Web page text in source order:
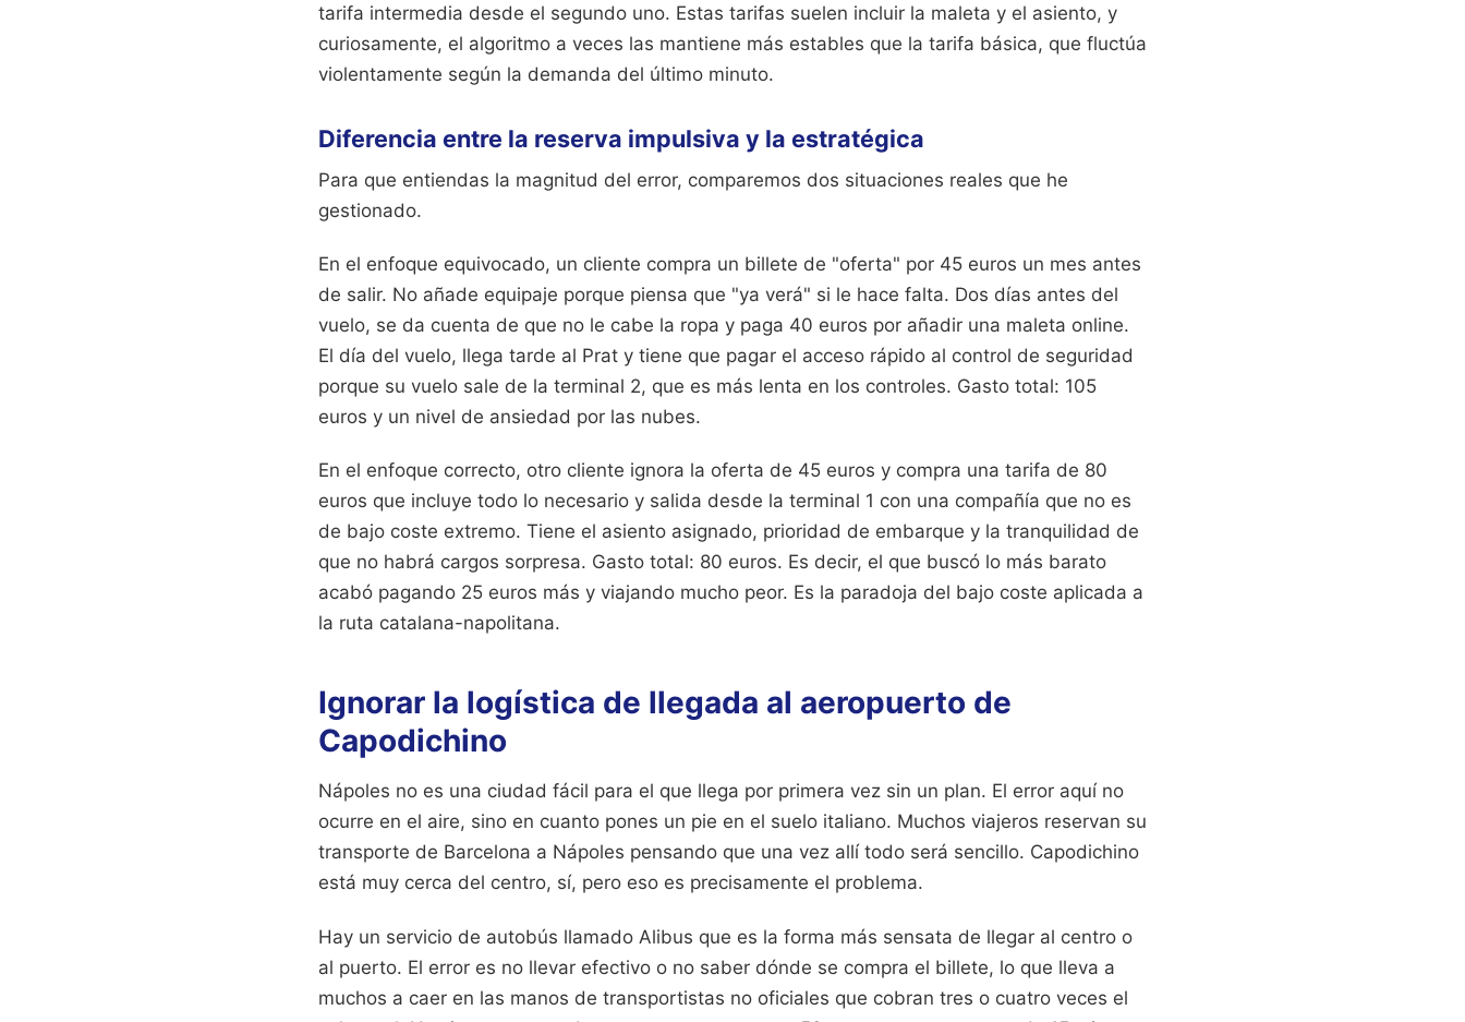
tarifa intermedia desde el segundo uno. Estas tarifas suelen incluir la maleta y el asiento, y
curiosamente, el algoritmo a veces las mantiene más estables que la tarifa básica, que fluctúa
violentamente según la demanda del último minuto.
Diferencia entre la reserva impulsiva y la estratégica
Para que entiendas la magnitud del error, comparemos dos situaciones reales que he
gestionado.
En el enfoque equivocado, un cliente compra un billete de "oferta" por 45 euros un mes antes
de salir. No añade equipaje porque piensa que "ya verá" si le hace falta. Dos días antes del
vuelo, se da cuenta de que no le cabe la ropa y paga 40 euros por añadir una maleta online.
El día del vuelo, llega tarde al Prat y tiene que pagar el acceso rápido al control de seguridad
porque su vuelo sale de la terminal 2, que es más lenta en los controles. Gasto total: 105
euros y un nivel de ansiedad por las nubes.
En el enfoque correcto, otro cliente ignora la oferta de 45 euros y compra una tarifa de 80
euros que incluye todo lo necesario y salida desde la terminal 1 con una compañía que no es
de bajo coste extremo. Tiene el asiento asignado, prioridad de embarque y la tranquilidad de
que no habrá cargos sorpresa. Gasto total: 80 euros. Es decir, el que buscó lo más barato
acabó pagando 25 euros más y viajando mucho peor. Es la paradoja del bajo coste aplicada a
la ruta catalana-napolitana.
Ignorar la logística de llegada al aeropuerto de
Capodichino
Nápoles no es una ciudad fácil para el que llega por primera vez sin un plan. El error aquí no
ocurre en el aire, sino en cuanto pones un pie en el suelo italiano. Muchos viajeros reservan su
transporte de Barcelona a Nápoles pensando que una vez allí todo será sencillo. Capodichino
está muy cerca del centro, sí, pero eso es precisamente el problema.
Hay un servicio de autobús llamado Alibus que es la forma más sensata de llegar al centro o
al puerto. El error es no llevar efectivo o no saber dónde se compra el billete, lo que lleva a
muchos a caer en las manos de transportistas no oficiales que cobran tres o cuatro veces el